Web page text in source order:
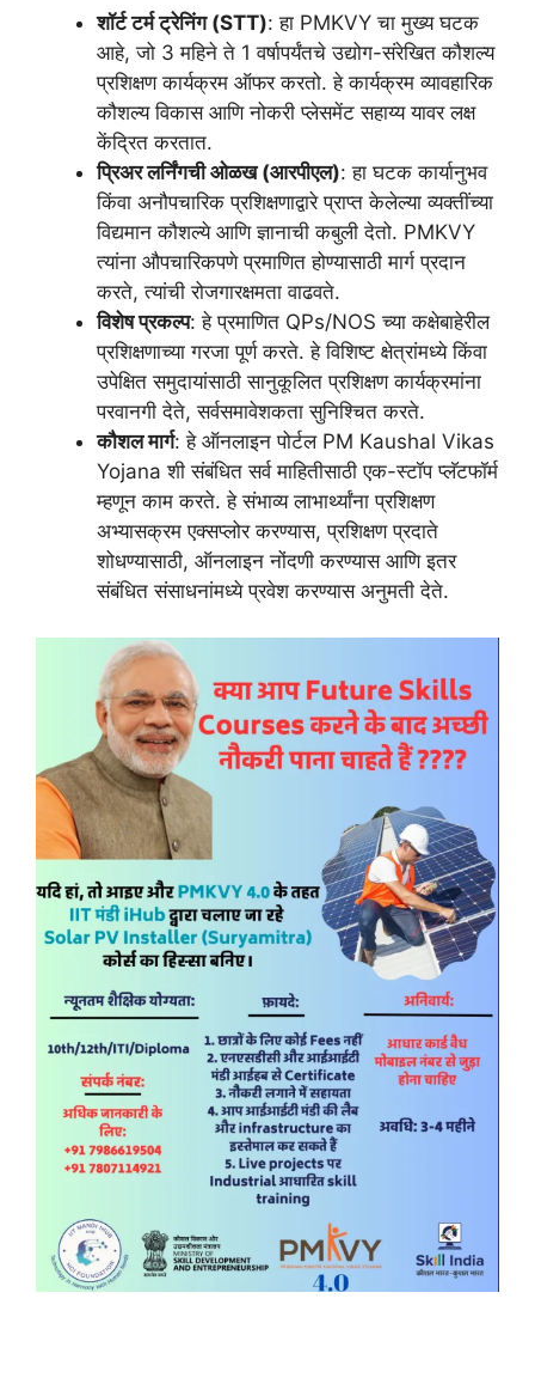
शॉर्ट टर्म ट्रेनिंग (STT): हा PMKVY चा मुख्य घटक
आहे, जो 3 महिने ते 1 वर्षापर्यंतचे उद्योग-संरेखित कौशल्य
प्रशिक्षण कार्यक्रम ऑफर करतो. हे कार्यक्रम व्यावहारिक
कौशल्य विकास आणि नोकरी प्लेसमेंट सहाय्य यावर लक्ष
केंद्रित करतात.
प्रिअर लर्निंगची ओळख (आरपीएल): हा घटक कार्यानुभव
किंवा अनौपचारिक प्रशिक्षणाद्वारे प्राप्त केलेल्या व्यक्तींच्या
विद्यमान कौशल्ये आणि ज्ञानाची कबुली देतो. PMKVY
त्यांना औपचारिकपणे प्रमाणित होण्यासाठी मार्ग प्रदान
करते, त्यांची रोजगारक्षमता वाढवते.
विशेष प्रकल्प: हे प्रमाणित QPs/NOS च्या कक्षेबाहेरील
प्रशिक्षणाच्या गरजा पूर्ण करते. हे विशिष्ट क्षेत्रांमध्ये किंवा
उपेक्षित समुदायांसाठी सानुकूलित प्रशिक्षण कार्यक्रमांना
परवानगी देते, सर्वसमावेशकता सुनिश्चित करते.
कौशल मार्ग: हे ऑनलाइन पोर्टल PM Kaushal Vikas
Yojana शी संबंधित सर्व माहितीसाठी एक-स्टॉप प्लॅटफॉर्म
म्हणून काम करते. हे संभाव्य लाभार्थ्यांना प्रशिक्षण
अभ्यासक्रम एक्सप्लोर करण्यास, प्रशिक्षण प्रदाते
शोधण्यासाठी, ऑनलाइन नोंदणी करण्यास आणि इतर
संबंधित संसाधनांमध्ये प्रवेश करण्यास अनुमती देते.